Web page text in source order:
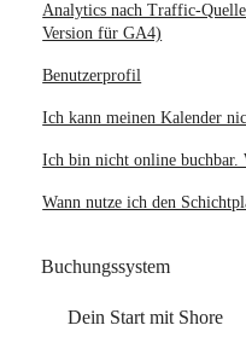
Analytics nach Traffic-
Version für GA4)
Benutzerprofil
Ich kann meinen Kalender
Ich bin nicht online buchbar.
Wann nutze ich den
Buchungssystem
Dein Start mit Shore